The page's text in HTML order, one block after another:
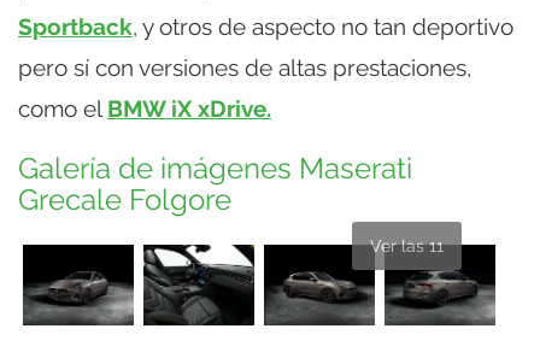
Sportback, y otros de aspecto no tan deportivo
pero sí con versiones de altas prestaciones,
como el BMW iX xDrive.
Galería de imágenes Maserati
Grecale Folgore
Ver las 11